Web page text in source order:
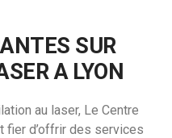
SUR
A LYON
au laser, Le Centre
fier d’offrir des services